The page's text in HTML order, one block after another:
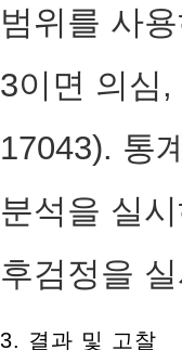
범위를 사
3이면 의심
17043). 통
분석을 실
후검정을
3. 결과 및 고찰